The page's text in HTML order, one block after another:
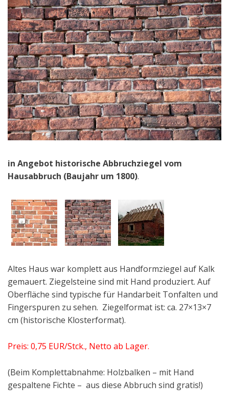
in Angebot historische Abbruchziegel vom
Hausabbruch (Baujahr um 1800).
Altes Haus war komplett aus Handformziegel auf Kalk
gemauert. Ziegelsteine sind mit Hand produziert. Auf
Oberfläche sind typische für Handarbeit Tonfalten und
Fingerspuren zu sehen. Ziegelformat ist: ca. 27×13×7
cm (historische Klosterformat).
Preis: 0,75 EUR/Stck., Netto ab Lager.
(Beim Komplettabnahme: Holzbalken – mit Hand
gespaltene Fichte – aus diese Abbruch sind gratis!)